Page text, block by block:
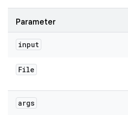
Parameter
input
File
args